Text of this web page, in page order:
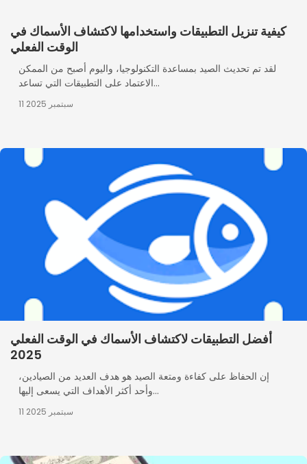
كيفية تنزيل التطبيقات واستخدامها لاكتشاف الأسماك في
الوقت الفعلي
لقد تم تحديث الصيد بمساعدة التكنولوجيا، واليوم أصبح من الممكن
الاعتماد على التطبيقات التي تساعد...
11 سبتمبر 2025
أفضل التطبيقات لاكتشاف الأسماك في الوقت الفعلي
2025
إن الحفاظ على كفاءة ومتعة الصيد هو هدف العديد من الصيادين،
وأحد أكثر الأهداف التي يسعى إليها...
11 سبتمبر 2025